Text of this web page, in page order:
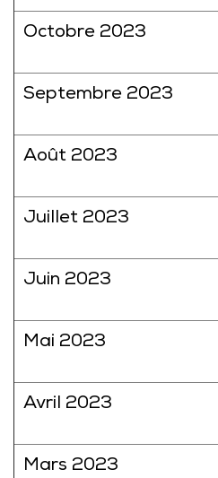
Octobre 2023
Septembre 2023
Août 2023
Juillet 2023
Juin 2023
Mai 2023
Avril 2023
Mars 2023